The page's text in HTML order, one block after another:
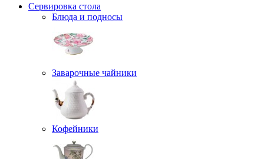
Сервировка стола
Блюда и подносы
Заварочные чайники
Кофейники